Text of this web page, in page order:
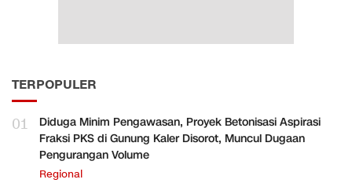
TERPOPULER
01
Diduga Minim Pengawasan, Proyek Betonisasi Aspirasi
Fraksi PKS di Gunung Kaler Disorot, Muncul Dugaan
Pengurangan Volume
Regional